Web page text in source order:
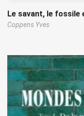
Le savant, le fossile
Coppens Yves